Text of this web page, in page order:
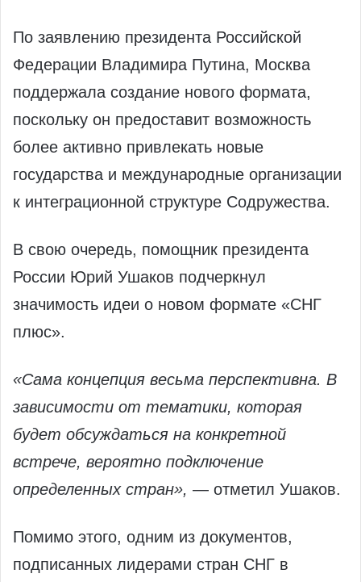
По заявлению президента Российской
Федерации Владимира Путина, Москва
поддержала создание нового формата,
поскольку он предоставит возможность
более активно привлекать новые
государства и международные организации
к интеграционной структуре Содружества.
В свою очередь, помощник президента
России Юрий Ушаков подчеркнул
значимость идеи о новом формате «СНГ
плюс».
«Сама концепция весьма перспективна. В
зависимости от тематики, которая
будет обсуждаться на конкретной
встрече, вероятно подключение
определенных стран», — отметил Ушаков.
Помимо этого, одним из документов,
подписанных лидерами стран СНГ в